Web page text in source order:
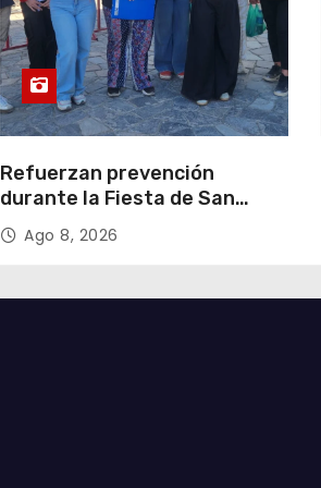
Refuerzan prevención
durante la Fiesta de San
Lorenzo
Ago 8, 2026